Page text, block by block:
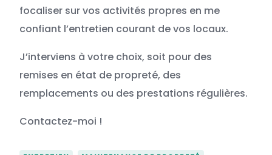
focaliser sur vos activités propres en me
confiant l’entretien courant de vos locaux.
J’interviens à votre choix, soit pour des
remises en état de propreté, des
remplacements ou des prestations régulières.
Contactez-moi !